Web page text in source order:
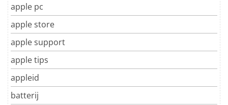
apple pc
apple store
apple support
apple tips
appleid
batterij